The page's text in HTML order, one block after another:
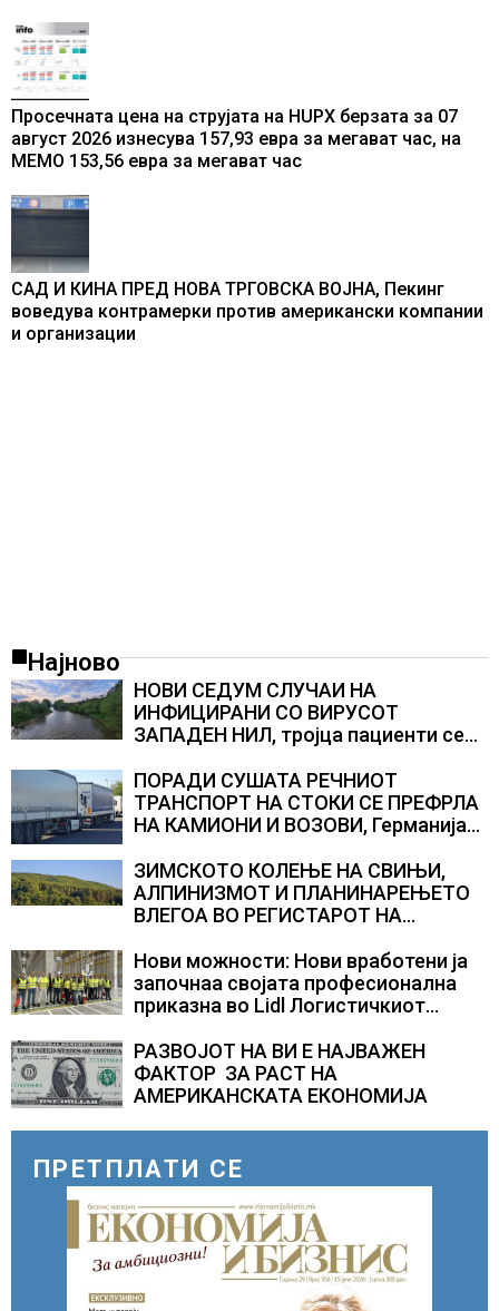
Просечната цена на струјата на HUPX берзата за 07
август 2026 изнесува 157,93 евра за мегават час, на
МЕМО 153,56 евра за мегават час
САД И КИНА ПРЕД НОВА ТРГОВСКА ВОЈНА, Пекинг
воведува контрамерки против американски компании
и организации
Најново
НОВИ СЕДУМ СЛУЧАИ НА
ИНФИЦИРАНИ СО ВИРУСОТ
ЗАПАДЕН НИЛ, тројца пациенти се
ПОРАДИ СУШАТА РЕЧНИОТ
ТРАНСПОРТ НА СТОКИ СЕ ПРЕФРЛА
НА КАМИОНИ И ВОЗОВИ, Германија
камионџиите да возат и во недела
ЗИМСКОТО КОЛЕЊЕ НА СВИЊИ,
АЛПИНИЗМОТ И ПЛАНИНАРЕЊЕТО
ВЛЕГОА ВО РЕГИСТАРОТ НА
СЛОВЕНИЈА
Нови можности: Нови вработени ја
започнаа својата професионална
приказна во Lidl Логистичкиот
РАЗВОЈОТ НА ВИ Е НАЈВАЖЕН
ФАКТОР ЗА РАСТ НА
АМЕРИКАНСКАТА ЕКОНОМИЈА
ПРЕТПЛАТИ СЕ